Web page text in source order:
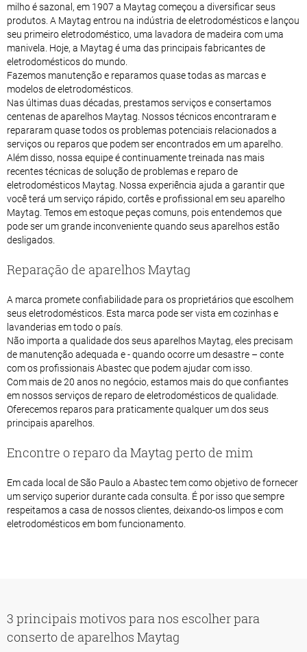
milho é sazonal, em 1907 a Maytag começou a diversificar seus
produtos. A Maytag entrou na indústria de eletrodomésticos e lançou
seu primeiro eletrodoméstico, uma lavadora de madeira com uma
manivela. Hoje, a Maytag é uma das principais fabricantes de
eletrodomésticos do mundo.
Fazemos manutenção e reparamos quase todas as marcas e
modelos de eletrodomésticos.
Nas últimas duas décadas, prestamos serviços e consertamos
centenas de aparelhos Maytag. Nossos técnicos encontraram e
repararam quase todos os problemas potenciais relacionados a
serviços ou reparos que podem ser encontrados em um aparelho.
Além disso, nossa equipe é continuamente treinada nas mais
recentes técnicas de solução de problemas e reparo de
eletrodomésticos Maytag. Nossa experiência ajuda a garantir que
você terá um serviço rápido, cortês e profissional em seu aparelho
Maytag. Temos em estoque peças comuns, pois entendemos que
pode ser um grande inconveniente quando seus aparelhos estão
desligados.
Reparação de aparelhos Maytag
A marca promete confiabilidade para os proprietários que escolhem
seus eletrodomésticos. Esta marca pode ser vista em cozinhas e
lavanderias em todo o país.
Não importa a qualidade dos seus aparelhos Maytag, eles precisam
de manutenção adequada e - quando ocorre um desastre – conte
com os profissionais Abastec que podem ajudar com isso.
Com mais de 20 anos no negócio, estamos mais do que confiantes
em nossos serviços de reparo de eletrodomésticos de qualidade.
Oferecemos reparos para praticamente qualquer um dos seus
principais aparelhos.
Encontre o reparo da Maytag perto de mim
Em cada local de São Paulo a Abastec tem como objetivo de fornecer
um serviço superior durante cada consulta. É por isso que sempre
respeitamos a casa de nossos clientes, deixando-os limpos e com
eletrodomésticos em bom funcionamento.
3 principais motivos para nos escolher para
conserto de aparelhos Maytag